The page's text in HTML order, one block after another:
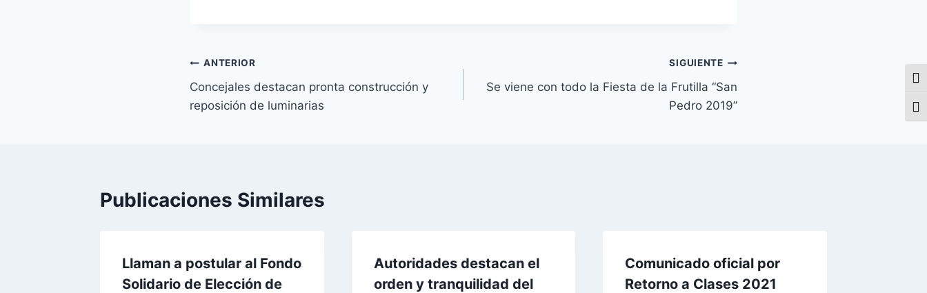
ANTERIOR
Concejales destacan pronta construcción y
reposición de luminarias
SIGUIENTE
Se viene con todo la Fiesta de la Frutilla “San
Pedro 2019”
Publicaciones Similares
Llaman a postular al Fondo
Solidario de Elección de
Autoridades destacan el
orden y tranquilidad del
Comunicado oficial por
Retorno a Clases 2021